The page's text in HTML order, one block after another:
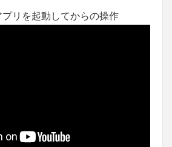
リを起動してからの操作